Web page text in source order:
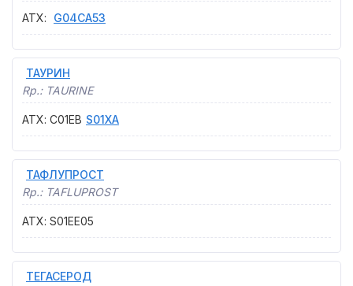
АТХ: G04CA53
ТАУРИН
Rp.: TAURINE
АТХ: C01EB S01XA
ТАФЛУПРОСТ
Rp.: TAFLUPROST
АТХ: S01EE05
ТЕГАСЕРОД